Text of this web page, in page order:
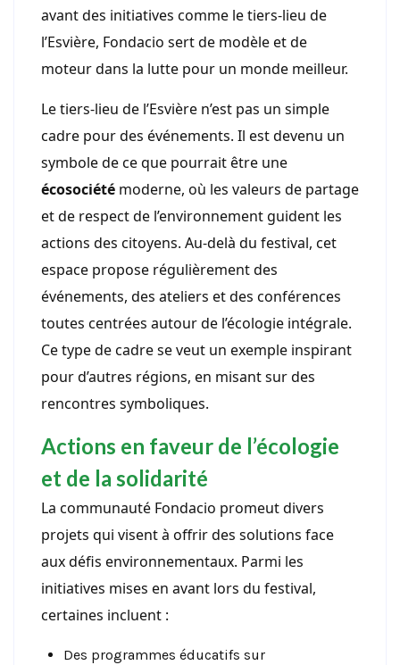
avant des initiatives comme le tiers-lieu de
l’Esvière, Fondacio sert de modèle et de
moteur dans la lutte pour un monde meilleur.
Le tiers-lieu de l’Esvière n’est pas un simple
cadre pour des événements. Il est devenu un
symbole de ce que pourrait être une
écosociété moderne, où les valeurs de partage
et de respect de l’environnement guident les
actions des citoyens. Au-delà du festival, cet
espace propose régulièrement des
événements, des ateliers et des conférences
toutes centrées autour de l’écologie intégrale.
Ce type de cadre se veut un exemple inspirant
pour d’autres régions, en misant sur des
rencontres symboliques.
Actions en faveur de l’écologie
et de la solidarité
La communauté Fondacio promeut divers
projets qui visent à offrir des solutions face
aux défis environnementaux. Parmi les
initiatives mises en avant lors du festival,
certaines incluent :
Des programmes éducatifs sur